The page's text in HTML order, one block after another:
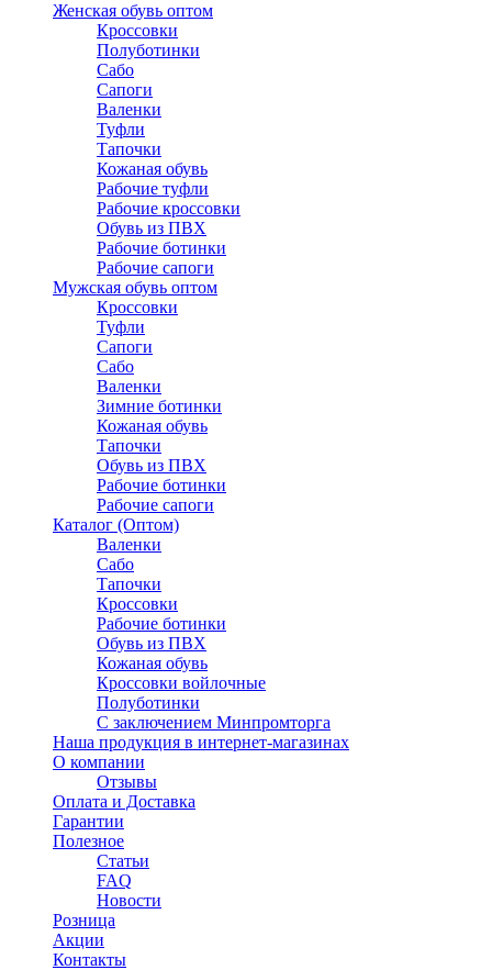
Женская обувь оптом
Кроссовки
Полуботинки
Сабо
Сапоги
Валенки
Туфли
Тапочки
Кожаная обувь
Рабочие туфли
Рабочие кроссовки
Обувь из ПВХ
Рабочие ботинки
Рабочие сапоги
Мужская обувь оптом
Кроссовки
Туфли
Сапоги
Сабо
Валенки
Зимние ботинки
Кожаная обувь
Тапочки
Обувь из ПВХ
Рабочие ботинки
Рабочие сапоги
Каталог (Оптом)
Валенки
Сабо
Тапочки
Кроссовки
Рабочие ботинки
Обувь из ПВХ
Кожаная обувь
Кроссовки войлочные
Полуботинки
C заключением Минпромторга
Наша продукция в интернет-магазинах
О компании
Отзывы
Оплата и Доставка
Гарантии
Полезное
Статьи
FAQ
Новости
Розница
Акции
Контакты